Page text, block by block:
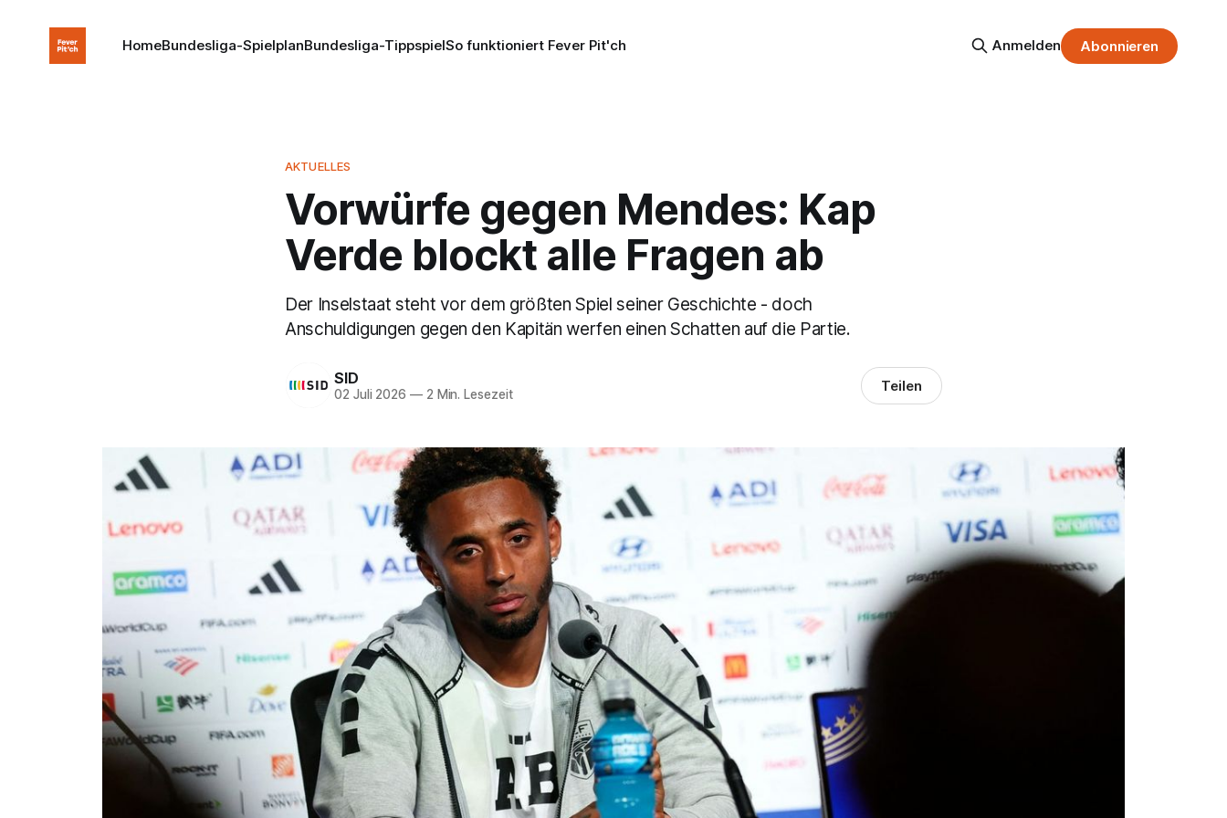
HomeBundesliga-SpielplanBundesliga-TippspielSo funktioniert Fever Pit'ch Anmelden Abonnieren
AKTUELLES
Vorwürfe gegen Mendes: Kap
Verde blockt alle Fragen ab
Der Inselstaat steht vor dem größten Spiel seiner Geschichte - doch
Anschuldigungen gegen den Kapitän werfen einen Schatten auf die Partie.
SID
02 Juli 2026 —2 Min. Lesezeit Teilen